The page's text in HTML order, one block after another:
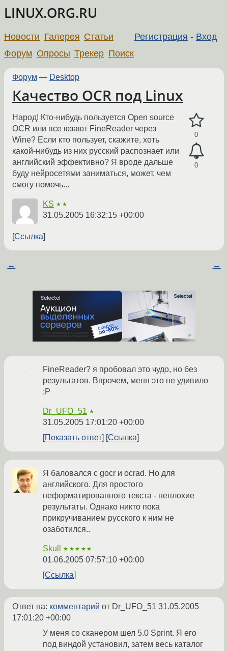
LINUX.ORG.RU
Регистрация - Вход
Новости Галерея Статьи
Форум Опросы Трекер Поиск
Форум — Desktop
Качество OCR под Linux
0
0
Народ! Кто-нибудь пользуется Open source
OCR или все юзают FineReader через
Wine? Если кто пользует, скажите, хоть
какой-нибудь из них русский распознает или
английский эффективно? Я вроде дальше
буду нейросетями заниматься, может, чем
смогу помочь...
KS ★★
31.05.2005 16:32:15 +00:00
Ссылка
← →
FineReader? я пробовал это чудо, но без
результатов. Впрочем, меня это не удивило
:P
Dr_UFO_51 ★
31.05.2005 17:01:20 +00:00
Показать ответ
Ссылка
Я баловался с gocr и ocrad. Но для
английского. Для простого
неформатированного текста - неплохие
результаты. Однако никто пока
прикручиванием русского к ним не
озаботился..
Skull ★★★★★
01.06.2005 07:57:10 +00:00
Ссылка
Ответ на: комментарий от Dr_UFO_51 31.05.2005
17:01:20 +00:00
У меня со сканером шел 5.0 Sprint. Я его
под виндой установил, затем весь каталог